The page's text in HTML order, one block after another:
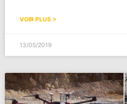
VOIR PLUS >
13/05/2019